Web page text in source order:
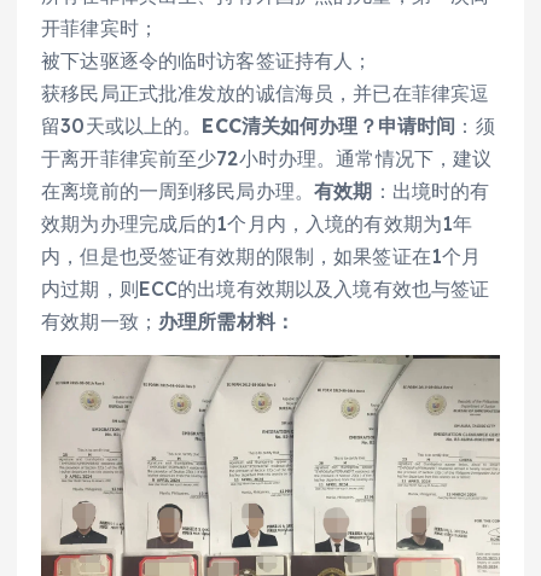
开菲律宾时；
被下达驱逐令的临时访客签证持有人；
获移民局正式批准发放的诚信海员，并已在菲律宾逗
留30天或以上的。 ECC清关如何办理？ 申请时间 ：须
于离开菲律宾前至少72小时办理。通常情况下，建议
在离境前的一周到移民局办理。有效期 ：出境时的有
效期为办理完成后的1个月内，入境的有效期为1年
内，但是也受签证有效期的限制，如果签证在1个月
内过期，则ECC的出境有效期以及入境有效也与签证
有效期一致； 办理所需材料：